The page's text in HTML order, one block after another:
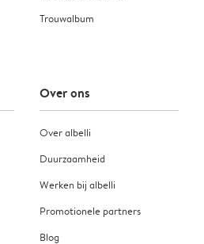
Trouwalbum
Over ons
Over albelli
Duurzaamheid
Werken bij albelli
Promotionele partners
Blog